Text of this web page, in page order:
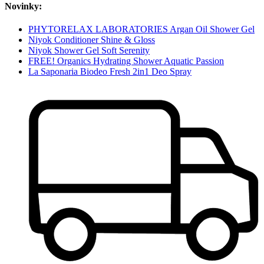
Novinky:
PHYTORELAX LABORATORIES Argan Oil Shower Gel
Niyok Conditioner Shine & Gloss
Niyok Shower Gel Soft Serenity
FREE! Organics Hydrating Shower Aquatic Passion
La Saponaria Biodeo Fresh 2in1 Deo Spray